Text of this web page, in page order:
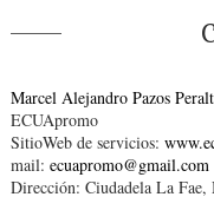
Marcel Alejandro Pazos
ECUApromo
SitioWeb de servicios:
mail: ecuapromo@gmail.com
Dirección: Ciudadela La